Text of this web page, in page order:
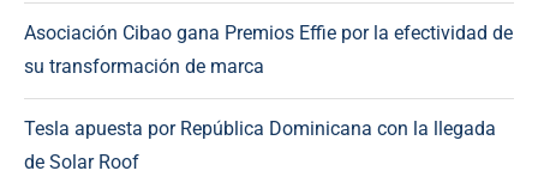
Asociación Cibao gana Premios Effie por la efectividad de
su transformación de marca
Tesla apuesta por República Dominicana con la llegada
de Solar Roof